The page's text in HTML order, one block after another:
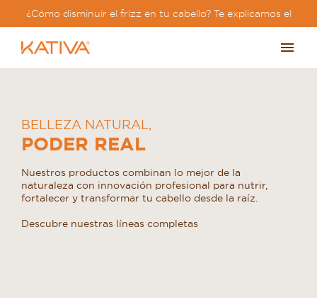
¿Cómo disminuir el frizz en tu cabello? Te explicamos el
BELLEZA NATURAL ,
PODER REAL
Nuestros productos combinan lo mejor de la
naturaleza con innovación profesional para nutrir,
fortalecer y transformar tu cabello desde la raíz.
Descubre nuestras líneas completas